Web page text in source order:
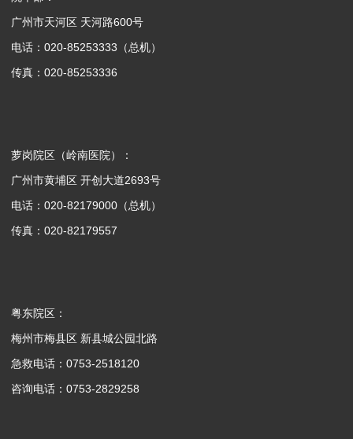
广州市天河区 天河路600号
电话：020-85253333（总机）
传真：020-85253336
萝岗院区（岭南医院）：
广州市黄埔区 开创大道2693号
电话：020-82179000（总机）
传真：020-82179557
粤东院区：
梅州市梅县区 新县城公园北路
急救电话：0753-2518120
咨询电话：0753-2829258